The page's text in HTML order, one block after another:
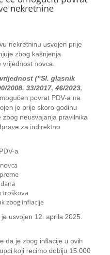
nekretnine
nekretninu usvojen prije
zbog kašnjenja
novca.
("Sl. glasnik
2008, 33/2017, 46/2023,
povrat PDV-a na
je prije skoro godinu
neusvajanja pravilnika
za indirektno
a
troškova
zbog inflacije
usvojen 12. aprila 2025.
da je zbog inflacije u ovih
koji recimo dobiju 15.000